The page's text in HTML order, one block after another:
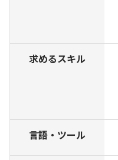
求めるスキル
言語・ツール